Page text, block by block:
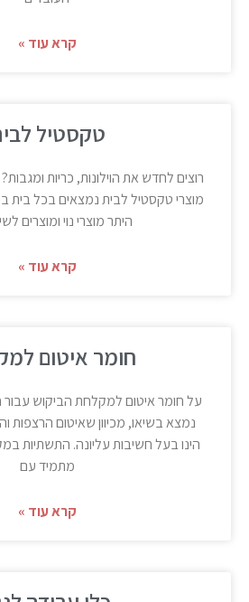
קרא עוד »
טקסטיל לבית
רוצים לחדש את הוילונות, כריות ומגבות?
מוצרי טקסטיל לבית נמצאים בכל בית
היתר מוצרי נוי ומוצרים
קרא עוד »
חומר איטום
על חומר איטום למקלחת הביקוש עבור
נמצא בשיאו, מכיוון שאיטום הרצפות
הינו בעל חשיבות עליונה. התשתיות
מתמיד עם
קרא עוד »